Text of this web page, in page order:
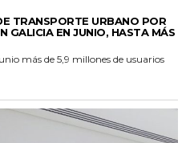
TRANSPORTE URBANO POR
GALICIA EN JUNIO, HASTA MÁS
más de 5,9 millones de usuarios